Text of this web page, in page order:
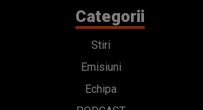
Categorii
Stiri
Emisiuni
Echipa